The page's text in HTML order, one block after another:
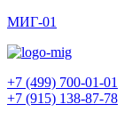
МИГ-01
+7 (499) 700-01-01
+7 (915) 138-87-78